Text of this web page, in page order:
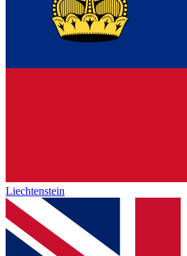
Liechtenstein